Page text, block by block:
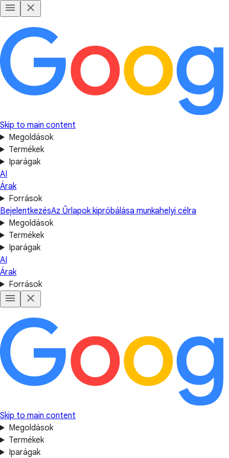
Skip to main content
Megoldások
Termékek
Iparágak
AI
Árak
Források
BejelentkezésAz Űrlapok kipróbálása munkahelyi célra
Megoldások
Termékek
Iparágak
AI
Árak
Források
Skip to main content
Megoldások
Termékek
Iparágak